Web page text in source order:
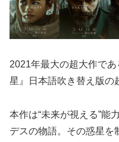
2021年最大の超大作で
星』日本語吹き替え版の
本作は“未来が視える”能
デスの物語。その惑星を